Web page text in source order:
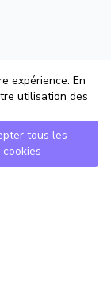
expérience. En
utilisation des
tous les
cookies